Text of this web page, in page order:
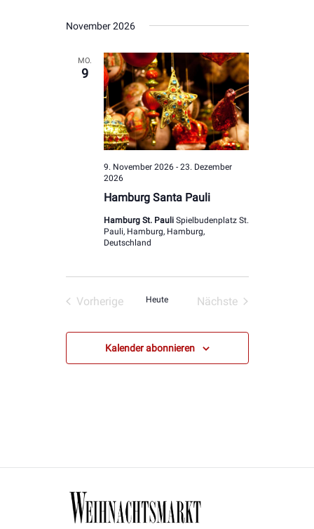
wählen.
November 2026
MO.
9
Hamburg Santa Pauli
9. November 2026- 23. Dezember
2026
Hamburg St. Pauli Spielbudenplatz St.
Pauli, Hamburg, Hamburg,
Deutschland
Vorherige
Heute
Nächste
Kalender abonnieren